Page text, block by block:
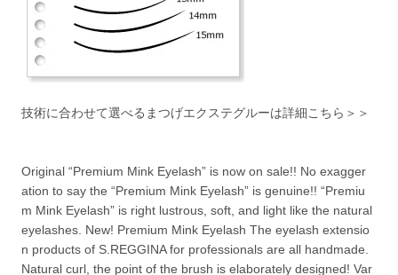
技術に合わせて選べるまつげエクステグルーは詳細こちら＞＞
Original “Premium Mink Eyelash” is now on sale!! No exagger
ation to say the “Premium Mink Eyelash” is genuine!! “Premiu
m Mink Eyelash” is right lustrous, soft, and light like the natural
eyelashes. New! Premium Mink Eyelash The eyelash extensio
n products of S.REGGINA for professionals are all handmade.
Natural curl, the point of the brush is elaborately designed! Var